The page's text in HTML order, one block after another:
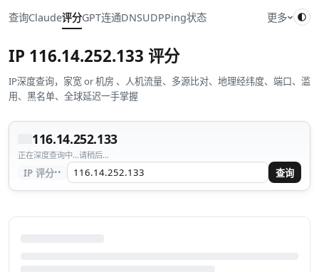
查询Claude评分GPT连通DNSUDPPing状态 更多
IP 116.14.252.133 评分
IP深度查询，家宽 or 机房 、人机流量、多源比对、地理经纬度、端口、滥
用、黑名单、全球延迟一手掌握
116.14.252.133
正在深度查询中...请稍后...
IP 评分·· 查询